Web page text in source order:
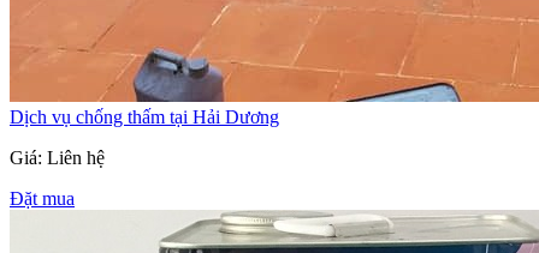
Dịch vụ chống thấm tại Hải Dương
Giá: Liên hệ
Đặt mua